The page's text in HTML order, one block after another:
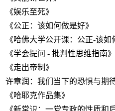
《娱乐至死》
《公正：该如何做是好》
《哈佛大学公开课：公正-该如
《学会提问 - 批判性思维指南》
《走出帝制》
许章润：我们当下的恐惧与期
《哈耶克作品集》